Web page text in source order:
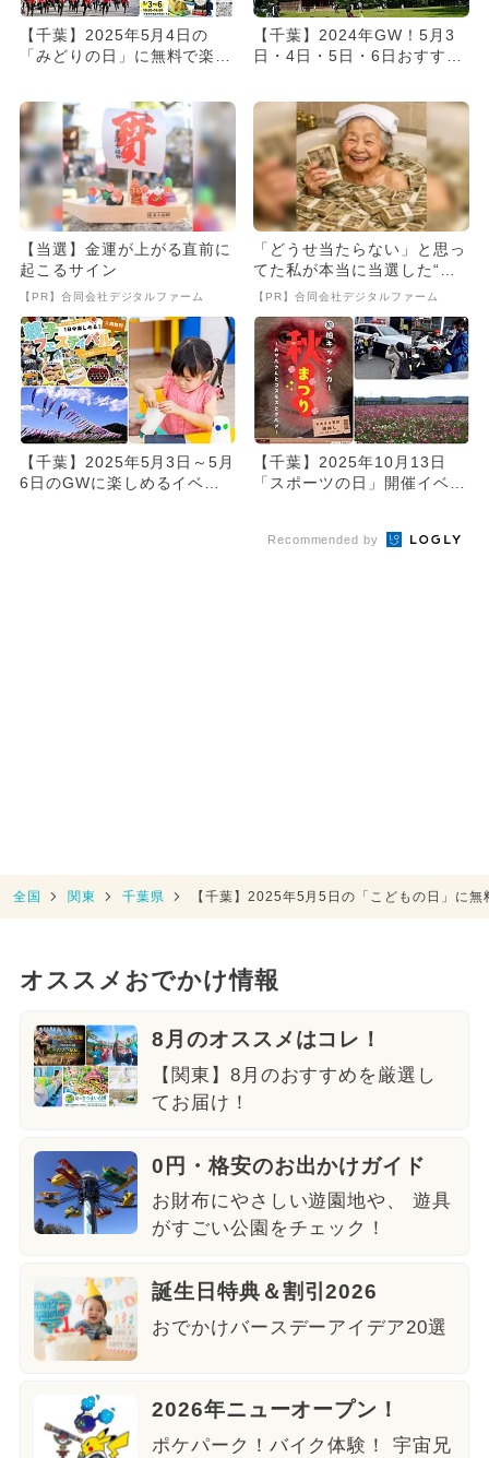
【千葉】2025年5月4日の
「みどりの日」に無料で楽し
【千葉】2024年GW！5月3
日・4日・5日・6日おすすめ
【当選】金運が上がる直前に
起こるサイン
【PR】合同会社デジタルファーム
「どうせ当たらない」と思っ
てた私が本当に当選した“買
い方”がこれ
【PR】合同会社デジタルファーム
【千葉】2025年5月3日～5月
6日のGWに楽しめるイベン
【千葉】2025年10月13日
「スポーツの日」開催イベン
Recommended by
全国 関東 千葉県 【千葉】2025年5月5日の「こどもの日」に
オススメおでかけ情報
8月のオススメはコレ！
【関東】8月のおすすめを厳選し
てお届け！
0円・格安のお出かけガイド
お財布にやさしい遊園地や、 遊具
がすごい公園をチェック！
誕生日特典＆割引2026
おでかけバースデーアイデア20選
2026年ニューオープン！
ポケパーク！バイク体験！ 宇宙兄